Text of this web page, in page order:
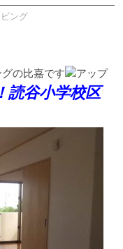
ング
の比嘉です
読谷小学校区